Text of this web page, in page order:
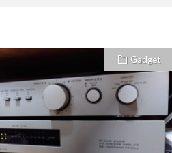
Gadget